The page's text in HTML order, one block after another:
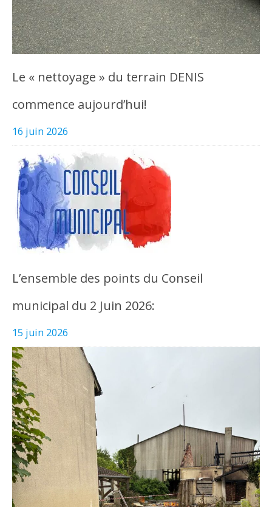
Le « nettoyage » du terrain DENIS
commence aujourd’hui!
16 juin 2026
L’ensemble des points du Conseil
municipal du 2 Juin 2026:
15 juin 2026